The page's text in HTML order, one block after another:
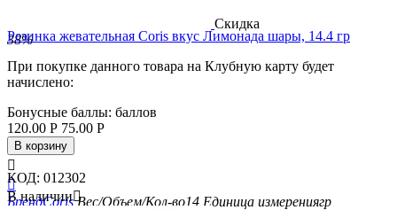
Скидка
38%
Резинка жевательная Coris вкус Лимонада шары, 14.4 гр
При покупке данного товара на Клубную карту будет
начислено:
Бонусные баллы: баллов
120.00 Р 75.00 Р
В корзину


БрендCorisВес/Объем/Кол-во14 Единица измерениягр
КОД: 012302
В наличии